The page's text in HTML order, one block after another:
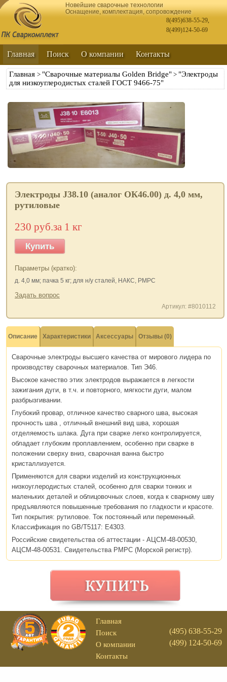
Новейшие сварочные технологии
Оснащение, комплектация, сопровождение
8(495)638-55-29,
8(499)124-50-69
Главная Поиск О компании Контакты
Главная > "Сварочные материалы Golden Bridge" > "Электроды
для низкоуглеродистых сталей ГОСТ 9466-75"
Электроды J38.10 (аналог ОК46.00) д. 4,0 мм,
рутиловые
230 руб.за 1 кг
Купить
Параметры (кратко):
д. 4,0 мм; пачка 5 кг; для н/у сталей, НАКС, РМРС
Задать вопрос
Артикул: #8010112
Описание Характеристики Аксессуары Отзывы (0)
Сварочные электроды высшего качества от мирового лидера по
производству сварочных материалов. Тип Э46.
Высокое качество этих электродов выражается в легкости
зажигания дуги, в т.ч. и повторного, мягкости дуги, малом
разбрызгивании.
Глубокий провар, отличное качество сварного шва, высокая
прочность шва , отличный внешний вид шва, хорошая
отделяемость шлака. Дуга при сварке легко контролируется,
обладает глубоким проплавлением, особенно при сварке в
положении сверху вниз, сварочная ванна быстро
кристаллизуется.
Применяются для сварки изделий из конструкционных
низкоуглеродистых сталей, особенно для сварки тонких и
маленьких деталей и облицовочных слоев, когда к сварному шву
предъявляются повышенные требования по гладкости и красоте.
Тип покрытия: рутиловое. Ток постоянный или переменный.
Классификация по GB/T5117: E4303.
Российские свидетельства об аттестации - АЦСМ-48-00530,
АЦСМ-48-00531. Свидетельства РМРС (Морской регистр).
Главная
Поиск
О компании
Контакты
(495) 638-55-29
(499) 124-50-69